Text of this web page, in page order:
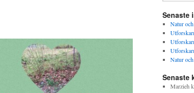
Senaste
Natur
Natur
Senaste
Marzieh